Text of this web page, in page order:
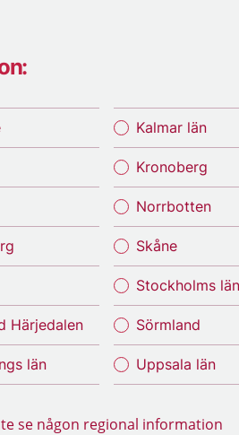
Härjedalen
län
Kalmar län
Kronoberg
Norrbotten
Skåne
Stockholms län
Sörmland
Uppsala län
se någon regional information